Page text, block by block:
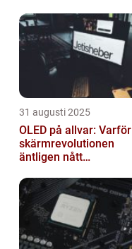
31 augusti 2025
OLED på allvar: Varför
skärmrevolutionen
äntligen nått